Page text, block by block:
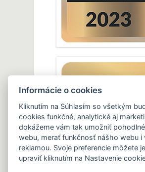
Informácie o cookies
Kliknutím na Súhlasím so všetkým
cookies funkčné, analytické aj
dokážeme vám tak umožniť
webu, merať funkčnosť nášho webu i
reklamou. Svoje preferencie môžete
upraviť kliknutím na Nastavenie